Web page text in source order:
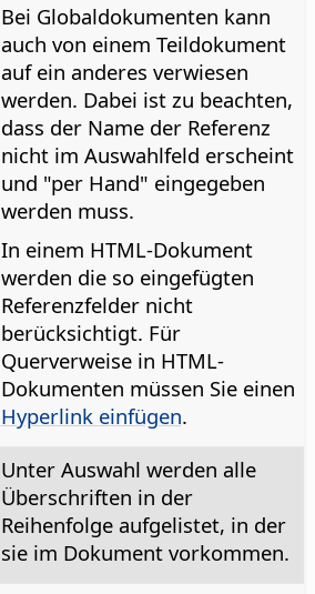
Bei Globaldokumenten kann
auch von einem Teildokument
auf ein anderes verwiesen
werden. Dabei ist zu beachten,
dass der Name der Referenz
nicht im Auswahlfeld erscheint
und "per Hand" eingegeben
werden muss.
In einem HTML-Dokument
werden die so eingefügten
Referenzfelder nicht
berücksichtigt. Für
Querverweise in HTML-
Dokumenten müssen Sie einen
Hyperlink einfügen.
Unter Auswahl werden alle
Überschriften in der
Reihenfolge aufgelistet, in der
sie im Dokument vorkommen.